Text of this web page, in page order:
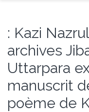
: Kazi
archives
Uttarpara
manuscrit
poème de